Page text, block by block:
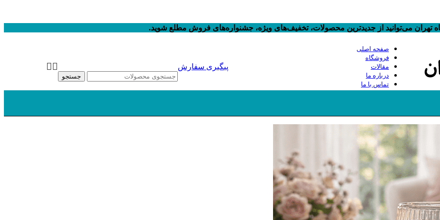
تهران می‌توانید از جدیدترین محصولات، تخفیف‌های ویژه، جشنواره‌های فروش مطلع شوید.
صفحه اصلی
فروشگاه
مقالات
درباره ما
تماس با ما
پیگیری سفارش
جستجو